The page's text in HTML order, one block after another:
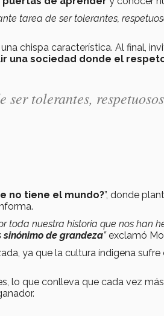
tarea de ser tolerantes,
una chispa característica. Al final,
una sociedad donde el
ser tolerantes,
no tiene el mundo?”, donde
toda nuestra historia que nos han
sinónimo de grandeza”exclamó
ya que la cultura índigena
lo que conlleva que cada vez